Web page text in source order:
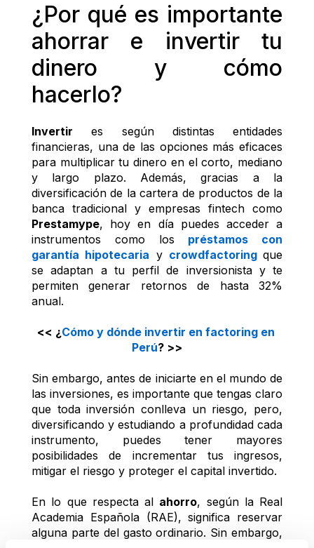
¿Por qué es importante
ahorrar e invertir tu
dinero y cómo
hacerlo?
Invertir es según distintas entidades
financieras, una de las opciones más eficaces
para multiplicar tu dinero en el corto, mediano
y largo plazo. Además, gracias a la
diversificación de la cartera de productos de la
Prestamype, hoy en día puedes acceder a
instrumentos como los préstamos con
garantía hipotecaria y crowdfactoring que
se adaptan a tu perfil de inversionista y te
permiten generar retornos de hasta 32%
anual.
<< ¿Cómo y dónde invertir en factoring en
Perú? >>
Sin embargo, antes de iniciarte en el mundo de
las inversiones, es importante que tengas claro
que toda inversión conlleva un riesgo, pero,
diversificando y estudiando a profundidad cada
instrumento, puedes tener mayores
posibilidades de incrementar tus ingresos,
mitigar el riesgo y proteger el capital invertido.
En lo que respecta al ahorro, según la Real
Academia Española (RAE), significa reservar
alguna parte del gasto ordinario. Sin embargo,